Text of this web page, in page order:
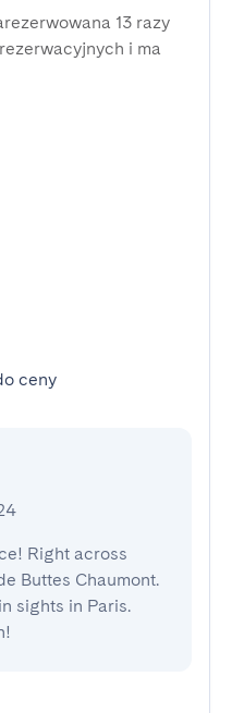
13 razy
i ma
ceny
Right across
Buttes Chaumont.
sights in Paris.